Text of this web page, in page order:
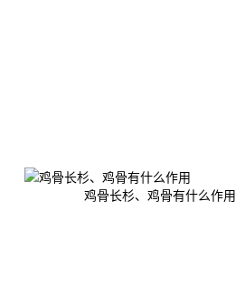
鸡骨长杉、鸡骨有什么作用